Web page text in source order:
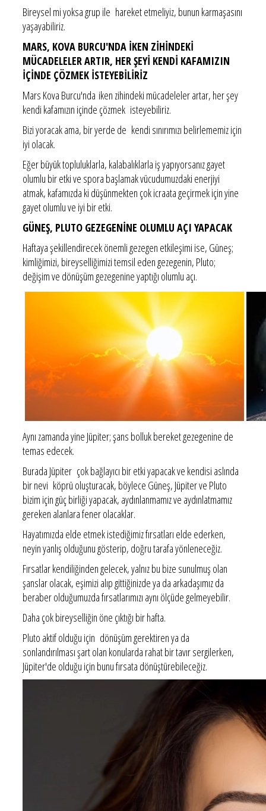
Bireysel mi yoksa grup ile hareket etmeliyiz, bunun karmaşasını
yaşayabiliriz.
MARS, KOVA BURCU'NDA İKEN ZİHİNDEKİ
MÜCADELELER ARTIR, HER ŞEYİ KENDİ KAFAMIZIN
İÇİNDE ÇÖZMEK İSTEYEBİLİRİZ
Mars Kova Burcu'nda iken zihindeki mücadeleler artar, her şey
kendi kafamızın içinde çözmek isteyebiliriz.
Bizi yoracak ama, bir yerde de kendi sınırımızı belirlememiz için
iyi olacak.
Eğer büyük topluluklarla, kalabalıklarla iş yapıyorsanız gayet
olumlu bir etki ve spora başlamak vücudumuzdaki enerjiyi
atmak, kafamızda ki düşünmekten çok icraata geçirmek için yine
gayet olumlu ve iyi bir etki.
GÜNEŞ, PLUTO GEZEGENİNE OLUMLU AÇI YAPACAK
Haftaya şekillendirecek önemli gezegen etkileşimi ise, Güneş;
kimliğimizi, bireyselliğimizi temsil eden gezegenin, Pluto;
değişim ve dönüşüm gezegenine yaptığı olumlu açı.
Aynı zamanda yine Jüpiter; şans bolluk bereket gezegenine de
temas edecek.
Burada Jüpiter çok bağlayıcı bir etki yapacak ve kendisi aslında
bir nevi köprü oluşturacak, böylece Güneş, Jüpiter ve Pluto
bizim için güç birliği yapacak, aydınlanmamız ve aydınlatmamız
gereken alanlara fener olacaklar.
Hayatımızda elde etmek istediğimiz fırsatları elde ederken,
neyin yanlış olduğunu gösterip, doğru tarafa yönleneceğiz.
Fırsatlar kendiliğinden gelecek, yalnız bu bize sunulmuş olan
şanslar olacak, eşimizi alıp gittiğinizde ya da arkadaşımız da
beraber olduğumuzda fırsatlarımızı aynı ölçüde gelmeyebilir.
Daha çok bireyselliğin öne çıktığı bir hafta.
Pluto aktif olduğu için dönüşüm gerektiren ya da
sonlandırılması şart olan konularda rahat bir tavır sergilerken,
Jüpiter'de olduğu için bunu fırsata dönüştürebileceğiz.